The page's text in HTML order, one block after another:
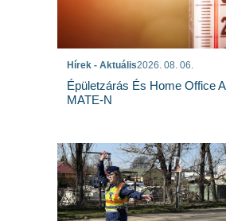
Hírek - Aktuális2026. 08. 06.
Épületzárás És Home Office A
MATE-N